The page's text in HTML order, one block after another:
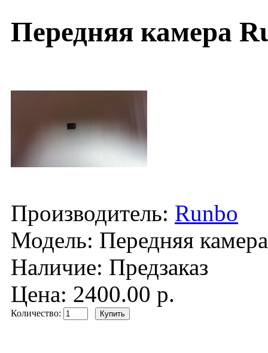
Передняя камера
Производитель: Runbo
Модель: Передняя
Наличие: Предзаказ
Цена: 2400.00 р.
Количество: